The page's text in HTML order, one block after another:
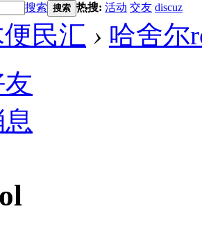
搜索 搜索 热搜: 活动 交友 discuz
民汇 › 哈舍尔